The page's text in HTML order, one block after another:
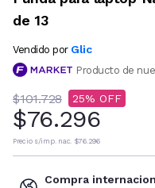
de 13
Vendido por Glic
Producto de
$101.728 25
$76.296
Precio s/imp. nac. $76.296
Compra